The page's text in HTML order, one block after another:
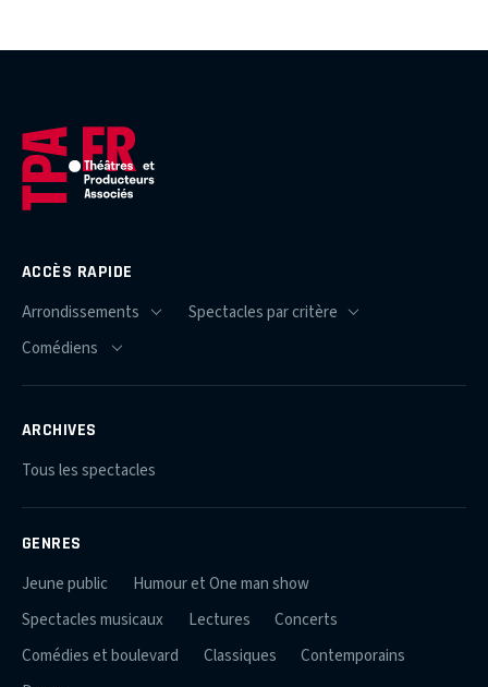
ACCÈS RAPIDE
ARCHIVES
Tous les spectacles
GENRES
Jeune public
Humour et One man show
Spectacles musicaux
Lectures
Concerts
Comédies et boulevard
Classiques
Contemporains